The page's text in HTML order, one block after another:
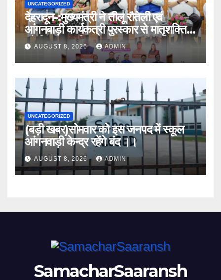
UNCATEGORIZED
देहरादून-:मुख्यमंत्री ने तीलू रौतेली एवं
आंगनबाड़ी कार्यकत्री पुरस्कार से मातृशक्ति
को किया सम्मानित
AUGUST 8, 2026 ADMIN
UNCATEGORIZED
(बड़ी खबर)सोमवार को इस जनपद में स्कूल
आंगनवाड़ी केन्द्र रहेंगे बंद ।।
AUGUST 8, 2026 ADMIN
SamacharSaaransh